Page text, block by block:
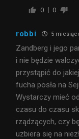
0 0
robbi 5
Zandberg i jego
i nie będzie
przystąpić do
fucha posła na
Wystarczy mieć
czasu do czasu
rządzących, czy
uzbiera się na